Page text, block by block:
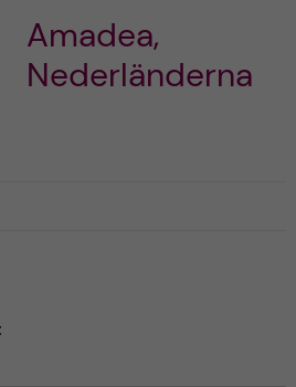
Amadea,
Nederländerna